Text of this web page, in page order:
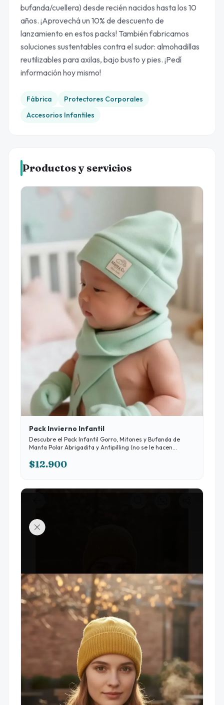
bufanda/cuellera) desde recién nacidos hasta los 10
años. ¡Aprovechá un 10% de descuento de
lanzamiento en estos packs! También fabricamos
soluciones sustentables contra el sudor: almohadillas
reutilizables para axilas, bajo busto y pies. ¡Pedí
información hoy mismo!
Fábrica
Protectores Corporales
Accesorios Infantiles
Productos y servicios
Pack Invierno Infantil
Descubre el Pack Infantil Gorro, Mitones y Bufanda de
Manta Polar Abrigadita y Antipilling (no se le hacen
para mantener a tus pequeños abrigados y cómodos
manta polar extra suave, ideal para la delicada piel,
talles desde Recién Nacidos hasta 10 años de edad
asegurando un ajuste cómodo y seguro. La marca Manta &
Co se destaca por su compromiso con la calidad y el
un regalo perfecto para cualquier bebé y al mejor precio.
¡No te pierdas la oportunidad de tenerlo en el
guardarropas de tus peques!
$12.900